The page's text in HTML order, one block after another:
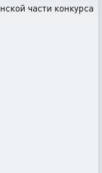
части конкурса